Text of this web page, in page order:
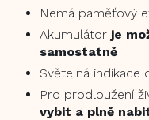
Nemá paměťový
Akumulátor je
samostatně
Světelná indikace
Pro prodloužení
vybit a plně